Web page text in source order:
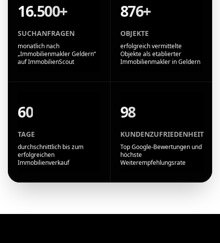
16.500+
SUCHANFRAGEN
monatlich nach
„Immobilienmakler Geldern“
auf ImmobilienScout
876+
OBJEKTE
erfolgreich vermittelte
Objekte als etablierter
Immobilienmakler in Geldern
60
TAGE
durchschnittlich bis zum
erfolgreichen
Immobilienverkauf
98
KUNDENZUFRIEDENHEIT
Top Google-Bewertungen und
höchste
Weiterempfehlungsrate